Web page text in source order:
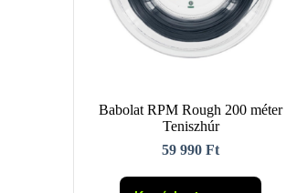
Babolat RPM Rough 200 méter
Teniszhúr
59 990Ft